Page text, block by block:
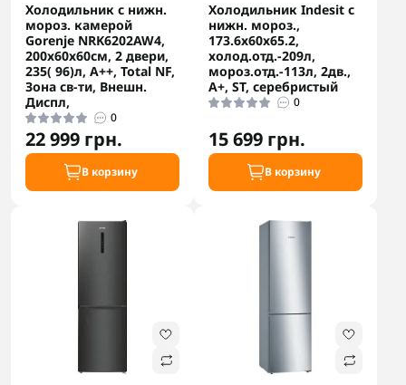
Холодильник с нижн.
мороз. камерой
Gorenje NRK6202AW4,
200х60х60см, 2 двери,
235( 96)л, А++, Total NF,
Зона св-ти, Внешн.
Диспл,
0
22 999 грн.
В корзину
Холодильник Indesit с
нижн. мороз.,
173.6x60х65.2,
холод.отд.-209л,
мороз.отд.-113л, 2дв.,
А+, ST, серебристый
0
15 699 грн.
В корзину